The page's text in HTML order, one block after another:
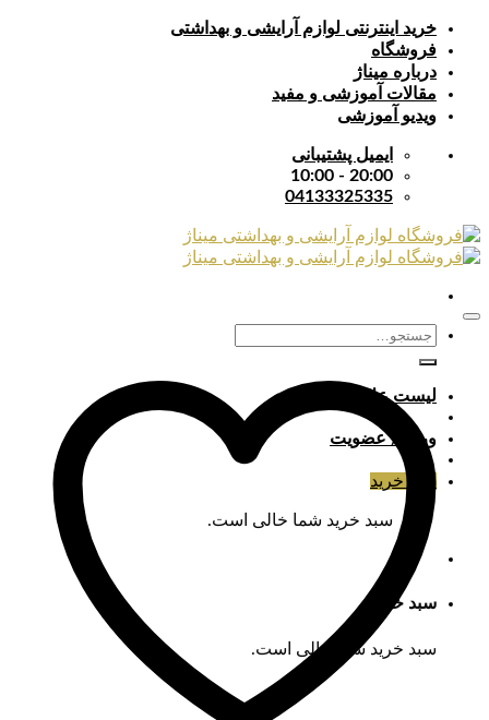
Skip
content
خرید اینترنتی لوازم آرایشی و بهداشتی
فروشگاه
درباره میناژ
مقالات آموزشی و مفید
ویدیو آموزشی
ایمیل پشتیبانی
20:00 - 10:00
04133325335
جستجو
برای:
لیست علایق
ورود / عضویت
سبد خرید
سبد خرید شما خالی است.
سبد خرید
سبد خرید شما خالی است.